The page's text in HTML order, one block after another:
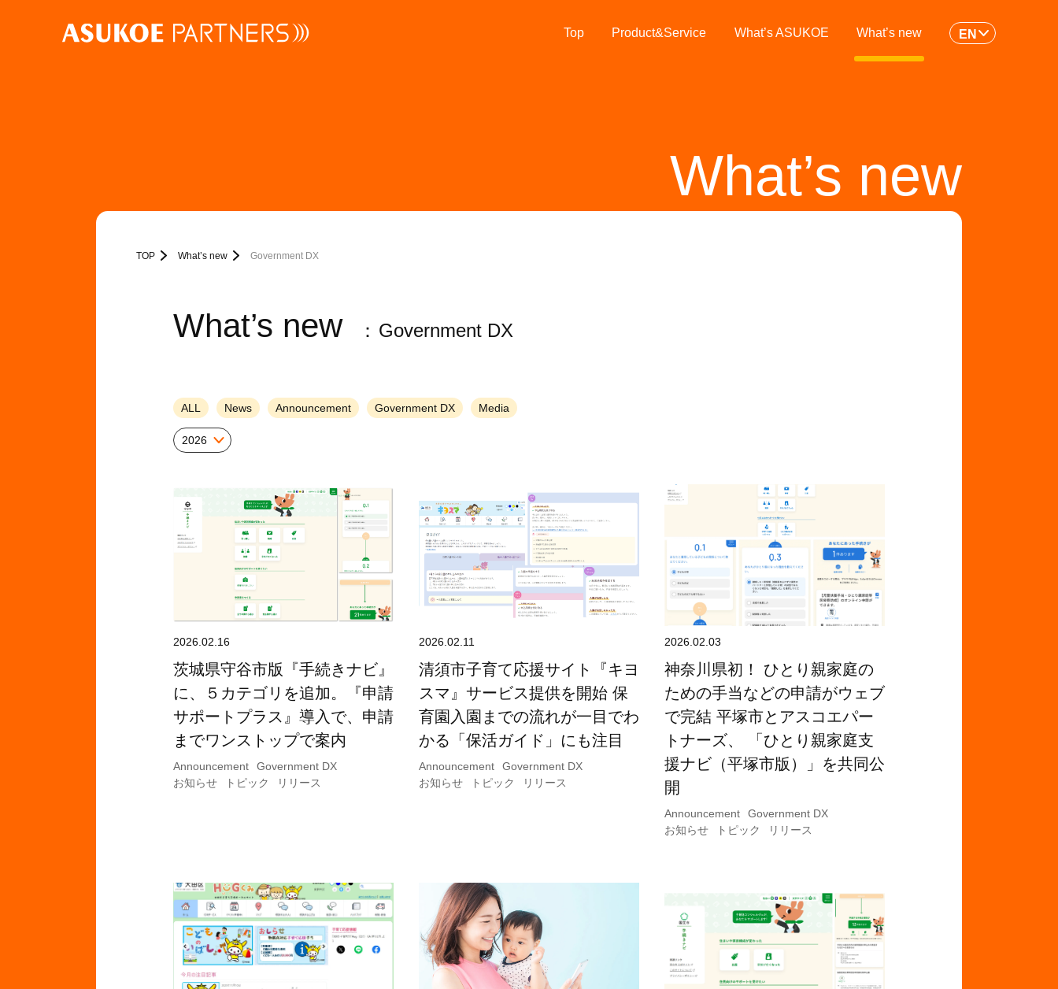
Top Product&Service What’s ASUKOE What’s new EN
What’s new
TOP What’s new Government DX
What’s new Government DX
ALL News Announcement Government DX Media
2026
2026.02.16
茨城県守谷市版『手続きナビ』
に、５カテゴリを追加。『申請
サポートプラス』導入で、申請
までワンストップで案内
Announcement
Government DX
お知らせ
トピック リリース
2026.02.11
清須市子育て応援サイト『キヨ
スマ』サービス提供を開始 保
育園入園までの流れが一目でわ
かる「保活ガイド」にも注目
Announcement
Government DX
お知らせ
トピック リリース
2026.02.03
神奈川県初！ ひとり親家庭の
ための手当などの申請がウェブ
で完結 平塚市とアスコエパー
トナーズ、 「ひとり親家庭支
援ナビ（平塚市版）」を共同公
開
Announcement
Government DX
お知らせ
トピック リリース